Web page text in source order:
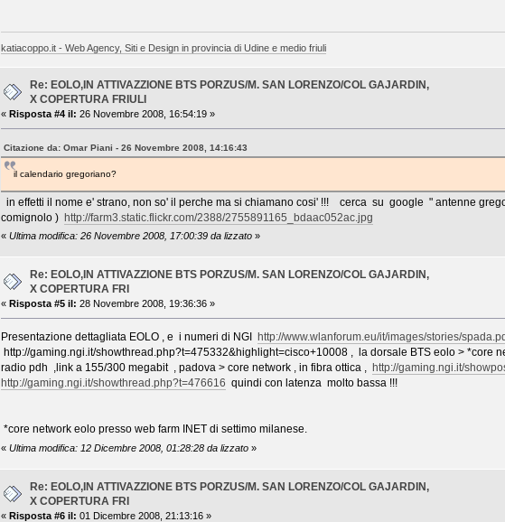
katiacoppo.it - Web Agency, Siti e Design in provincia di Udine e medio friuli
Re: EOLO,IN ATTIVAZZIONE BTS PORZUS/M. SAN LORENZO/COL GAJARDIN,
X COPERTURA FRIULI
« Risposta #4 il: 26 Novembre 2008, 16:54:19 »
Citazione da: Omar Piani - 26 Novembre 2008, 14:16:43
il calendario gregoriano?
in effetti il nome e' strano, non so' il perche ma si chiamano cosi' !!! cerca su google " antenne
comignolo ) http://farm3.static.flickr.com/2388/2755891165_bdaac052ac.jpg
« Ultima modifica: 26 Novembre 2008, 17:00:39 da lizzato»
Re: EOLO,IN ATTIVAZZIONE BTS PORZUS/M. SAN LORENZO/COL GAJARDIN,
X COPERTURA FRI
« Risposta #5 il: 28 Novembre 2008, 19:36:36 »
Presentazione dettagliata EOLO , e i numeri di NGI http://www.wlanforum.eu/it/images/stories/
http://gaming.ngi.it/showthread.php?t=475332&highlight=cisco+10008 , la dorsale BTS eolo > *core
radio pdh ,link a 155/300 megabit , padova > core network , in fibra ottica , http://gaming.ngi.it/
http://gaming.ngi.it/showthread.php?t=476616 quindi con
*core network eolo presso web farm INET di settimo milanese.
« Ultima modifica: 12 Dicembre 2008, 01:28:28 da lizzato»
Re: EOLO,IN ATTIVAZZIONE BTS PORZUS/M. SAN LORENZO/COL GAJARDIN,
X COPERTURA FRI
« Risposta #6 il: 01 Dicembre 2008, 21:13:16 »